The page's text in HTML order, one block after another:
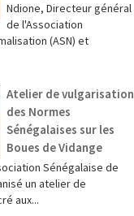
Ndione, Directeur général
de l'Association
(ASN) et
Atelier de vulgarisation
des Normes
Sénégalaises sur les
Boues de Vidange
Sénégalaise de
un atelier de
aux...